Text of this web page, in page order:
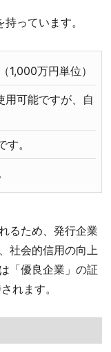
っています。
1,000万円単位）
用可能ですが、自
。
るため、発行企業
社会的信用の向上
「優良企業」の証
れます。